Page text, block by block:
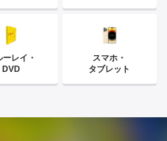
ーレイ・
DVD
スマホ・
タブレット